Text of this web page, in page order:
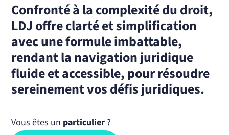
Confronté à la complexité du droit,
LDJ offre clarté et simplification
avec une formule imbattable,
rendant la navigation juridique
fluide et accessible, pour résoudre
sereinement vos défis juridiques.
Vous êtes un particulier ?